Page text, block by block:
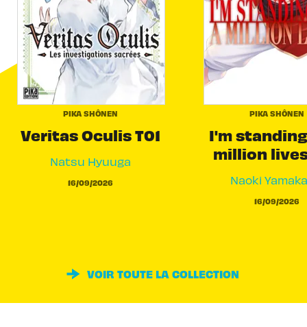
PIKA SHÔNEN
Veritas Oculis T01
Natsu Hyuuga
16/09/2026
PIKA SHÔNEN
I'm
million
Naoki
16/09/2026
VOIR TOUTE LA COLLECTION